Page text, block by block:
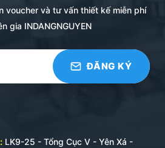
voucher và tư vấn thiết kế miễn phí
gia INDANGNGUYEN
LK9-25 - Tổng Cục V - Yên Xá -